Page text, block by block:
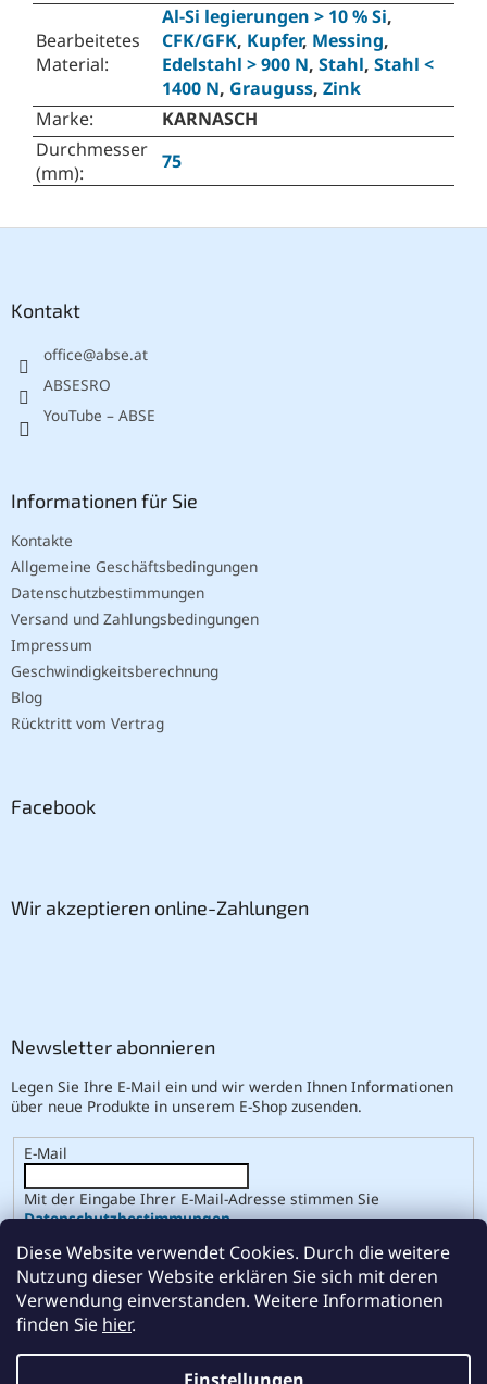
Diese Website verwendet Cookies. Durch die weitere
Nutzung dieser Website erklären Sie sich mit deren
Verwendung einverstanden. Weitere Informationen
finden Sie hier.
Bearbeitetes
Material:
Al-Si legierungen > 10 % Si,
CFK/GFK, Kupfer, Messing,
Edelstahl > 900 N, Stahl, Stahl <
1400 N, Grauguss, Zink
Marke:
KARNASCH
Durchmesser
(mm): 75
Kontakt
office@abse.at
ABSESRO
YouTube – ABSE
Informationen für Sie
Kontakte
Allgemeine Geschäftsbedingungen
Datenschutzbestimmungen
Versand und Zahlungsbedingungen
Impressum
Geschwindigkeitsberechnung
Blog
Rücktritt vom Vertrag
Facebook
Wir akzeptieren online-Zahlungen
Newsletter abonnieren
Legen Sie Ihre E-Mail ein und wir werden Ihnen Informationen
über neue Produkte in unserem E-Shop zusenden.
E-Mail
Mit der Eingabe Ihrer E-Mail-Adresse stimmen Sie
Datenschutzbestimmungen.
ANMELDEN